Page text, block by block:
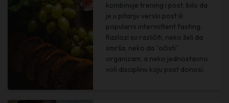
kombinuje trening i post, bilo da
je u pitanju verski post ili
popularni intermittent fasting.
Razlozi su različiti, neko želi da
smrša, neko da “očisti”
organizam, a neko jednostavno
voli disciplinu koju post donosi.